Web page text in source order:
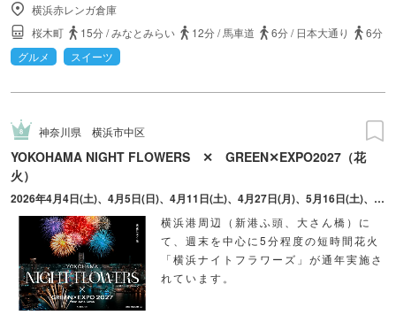
横浜赤レンガ倉庫
桜木町
15分/みなとみらい 12分/馬車道 6分/ 日本大通り
6分
グルメ
スイーツ
神奈川県 横浜市中区
YOKOHAMA NIGHT FLOWERS ✕ GREEN✕EXPO2027（花
火）
2026年4月4日(土)、4月5日(日)、4月11日(土)、4月27日(月)、5月16日(土)、5月30日(土)、6月13日(土)、7月4日(土)、7月18日(土)、8月9日(日)、9月5日(土)、9月20日(日) ※2026年10月以降の日程は8月をめどに公式サイトからお知らせがあります。
横浜港周辺（新港ふ頭、大さん橋）に
て、週末を中心に5分程度の短時間花火
「横浜ナイトフラワーズ」が通年実施さ
れています。